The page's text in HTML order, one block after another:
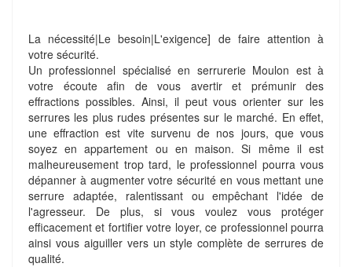
La nécessité|Le besoin|L'exigence] de faire attention à
votre sécurité.
Un professionnel spécialisé en serrurerie Moulon est à
votre écoute afin de vous avertir et prémunir des
effractions possibles. Ainsi, il peut vous orienter sur les
serrures les plus rudes présentes sur le marché. En effet,
une effraction est vite survenu de nos jours, que vous
soyez en appartement ou en maison. Si même il est
malheureusement trop tard, le professionnel pourra vous
dépanner à augmenter votre sécurité en vous mettant une
serrure adaptée, ralentissant ou empêchant l'idée de
l'agresseur. De plus, si vous voulez vous protéger
efficacement et fortifier votre loyer, ce professionnel pourra
ainsi vous aiguiller vers un style complète de serrures de
qualité.